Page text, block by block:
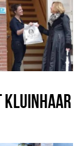
KLUINHAAR